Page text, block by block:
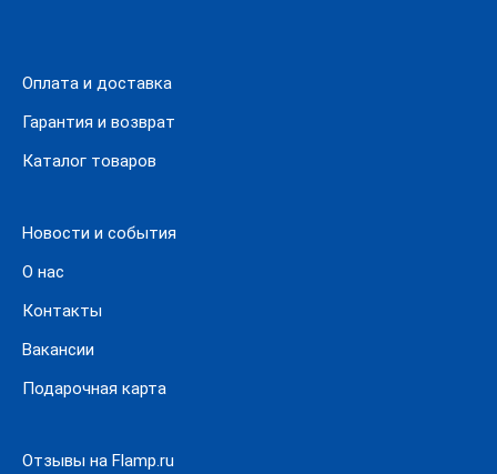
движения автомобиля. Стоимость товаров зависит от
их назначения и производителя. Выберите нужную
запчасть и добавьте её в корзину. Укажите нужное
Оплата и доставка
Гарантия и возврат
Каталог товаров
Новости и события
О нас
Контакты
Вакансии
Подарочная карта
Отзывы на Flamp.ru